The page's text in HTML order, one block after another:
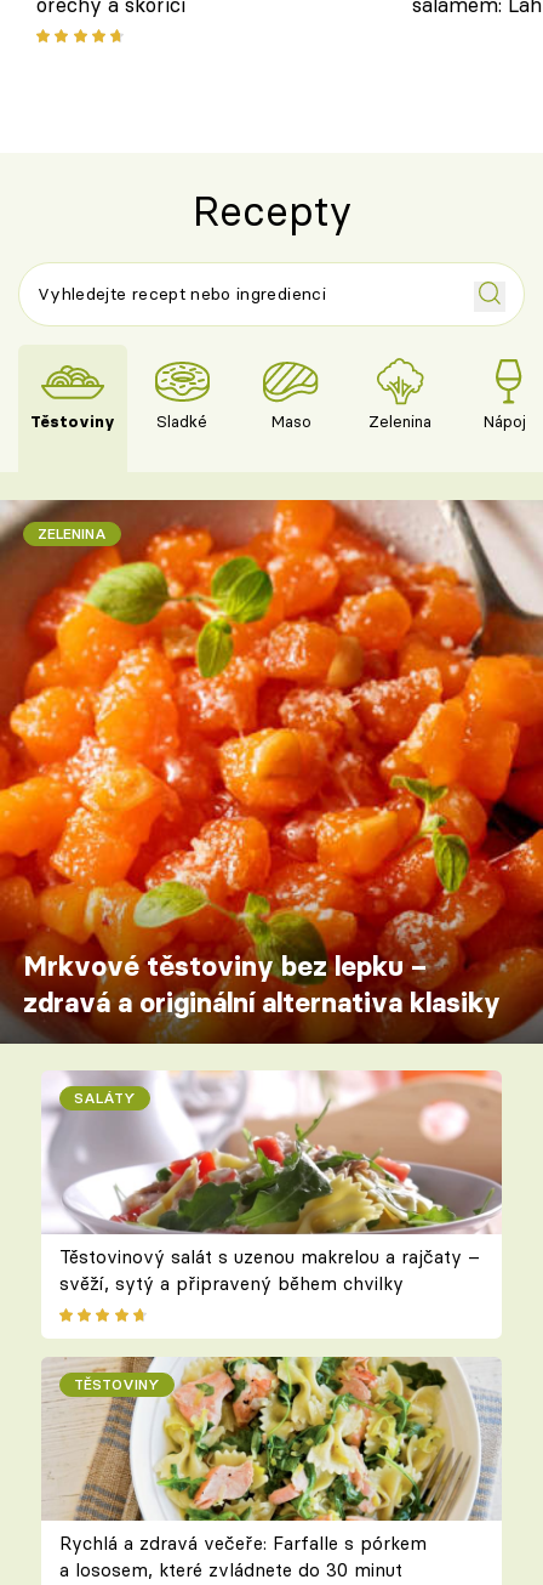
Recepty
Těstoviny Sladké Maso Zelenina Nápoje
ZELENINA
Mrkvové těstoviny bez lepku –
zdravá a originální alternativa klasiky
SALÁTY
Těstovinový salát s uzenou makrelou a rajčaty –
svěží, sytý a připravený během chvilky
TĚSTOVINY
Rychlá a zdravá večeře: Farfalle s pórkem
a lososem, které zvládnete do 30 minut